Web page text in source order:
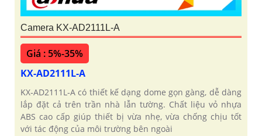
Camera KX-AD2111L-A
Giá : 5%-35%
KX-AD2111L-A
KX‑AD2111L‑A có thiết kế dạng dome gọn gàng, dễ dàng
lắp đặt cả trên trần nhà lẫn tường. Chất liệu vỏ nhựa
ABS cao cấp giúp thiết bị vừa nhẹ, vừa chống chịu tốt
với tác động của môi trường bên ngoài